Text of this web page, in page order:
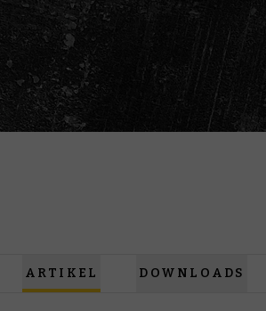
ARTIKEL DOWNLOADS